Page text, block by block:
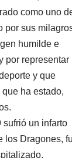
como uno
por sus
humilde e
por representar
y que
ha estado,
sufrió un infarto
los Dragones,